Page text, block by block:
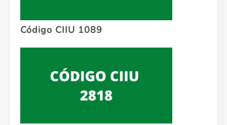
Código CIIU 1089